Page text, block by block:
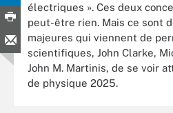
électriques ». Ces deux
peut-être rien. Mais ce sont
majeures qui viennent de
scientifiques, John Clarke,
John M. Martinis, de se voir
de physique 2025.